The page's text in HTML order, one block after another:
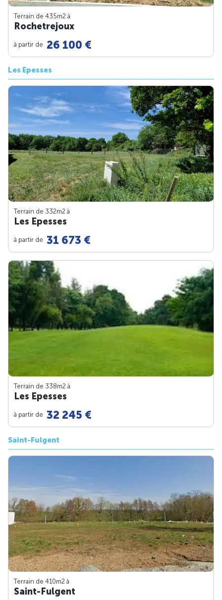
Terrain de 435m2 à
Rochetrejoux
à partir de 26 100 €
Les Epesses
Terrain de 332m2 à
Les Epesses
à partir de 31 673 €
Terrain de 338m2 à
Les Epesses
à partir de 32 245 €
Saint-Fulgent
Terrain de 410m2 à
Saint-Fulgent